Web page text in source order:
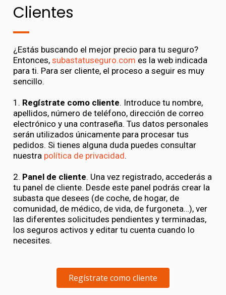
Clientes
¿Estás buscando el mejor precio para tu seguro?
Entonces, subastatuseguro.com es la web indicada
para ti. Para ser cliente, el proceso a seguir es muy
sencillo.
1. Regístrate como cliente. Introduce tu nombre,
apellidos, número de teléfono, dirección de correo
electrónico y una contraseña. Tus datos personales
serán utilizados únicamente para procesar tus
pedidos. Si tienes alguna duda puedes consultar
nuestra política de privacidad.
2. Panel de cliente. Una vez registrado, accederás a
tu panel de cliente. Desde este panel podrás crear la
subasta que desees (de coche, de hogar, de
comunidad, de médico, de vida, de furgoneta…), ver
las diferentes solicitudes pendientes y terminadas,
los seguros activos y editar tu cuenta cuando lo
necesites.
Regístrate como cliente